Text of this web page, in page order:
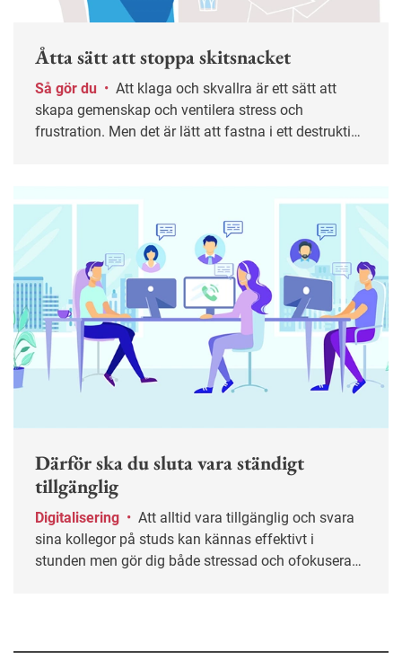
Åtta sätt att stoppa skitsnacket
Så gör du •
skapa gemenskap och ventilera stress och
frustration. Men det är lätt att fastna i ett destruktivt
Därför ska du sluta vara ständigt
tillgänglig
Digitalisering •
sina kollegor på studs kan kännas effektivt i
stunden men gör dig både stressad och ofokuserad.